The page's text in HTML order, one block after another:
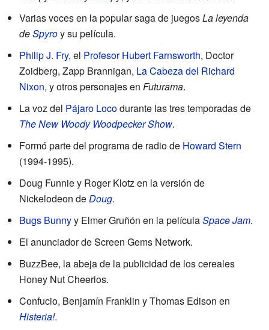
Varias voces en la popular saga de juegosLa leyenda
deSpyroy su película.
Philip J. Fry, el Profesor Hubert Farnsworth, Doctor
Zoidberg, Zapp Brannigan, La Cabeza del Richard
Nixon, y otros personajes en Futurama.
La voz del Pájaro Locodurante las tres temporadas de
The New Woody Woodpecker Show.
Formó parte del programa de radio de Howard Stern
(1994-1995).
Doug Funnie y Roger Klotz en la versión de
Nickelodeon deDoug.
Bugs Bunnyy Elmer Gruñón en la películaSpace Jam.
El anunciador de Screen Gems Network.
BuzzBee, la abeja de la publicidad de los cereales
Honey Nut Cheerios.
Confucio, Benjamín Franklin y Thomas Edison en
Histeria!.